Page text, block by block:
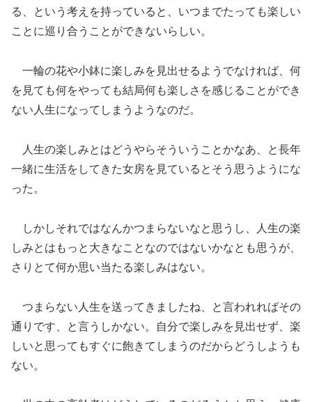
る、という考えを持っていると、いつまでたっても楽しい
ことに巡り合うことができないらしい。
一輪の花や小鉢に楽しみを見出せるようでなければ、何
を見ても何をやっても結局何も楽しさを感じることができ
ない人生になってしまうようなのだ。
人生の楽しみとはどうやらそういうことかなあ、と長年
一緒に生活をしてきた女房を見ているとそう思うようにな
った。
しかしそれではなんかつまらないなと思うし、人生の楽
しみとはもっと大きなことなのではないかなとも思うが、
さりとて何か思い当たる楽しみはない。
つまらない人生を送ってきましたね、と言われればその
通りです、と言うしかない。自分で楽しみを見出せず、楽
しいと思ってもすぐに飽きてしまうのだからどうしようも
ない。